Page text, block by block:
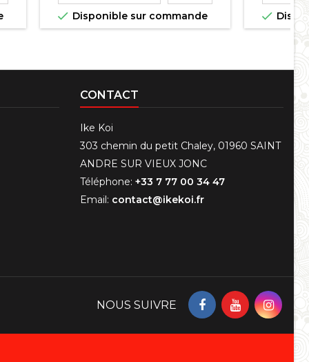
 Disponible sur commande 
CONTACT
Ike Koi
303 chemin du petit Chaley, 01960 SAINT
ANDRE SUR VIEUX JONC
Téléphone: +33 7 77 00 34 47
Email: contact@ikekoi.fr
NOUS SUIVRE